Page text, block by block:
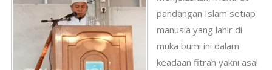
pandangan Islam setiap
manusia yang lahir di
muka bumi ini dalam
keadaan fitrah yakni asal